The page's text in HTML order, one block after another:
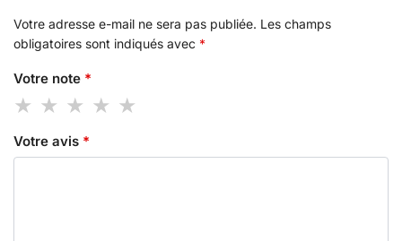
Votre adresse e-mail ne sera pas publiée. Les champs
obligatoires sont indiqués avec *
Votre note *
Votre avis *